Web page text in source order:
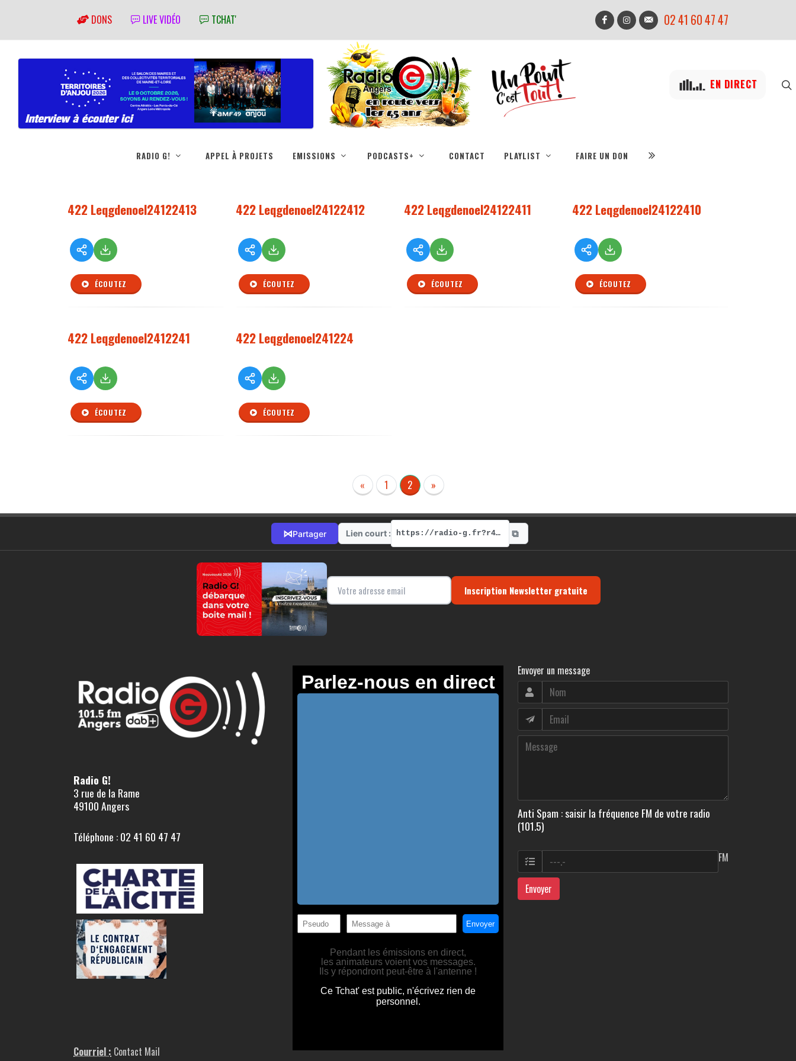
DONS LIVE VIDÉO TCHAT' 02 41 60 47 47
EN DIRECT
RADIO G! APPEL À PROJETS EMISSIONS PODCASTS+ CONTACT PLAYLIST FAIRE UN DON
422 Leqgdenoel24122413
ÉCOUTEZ
422 Leqgdenoel24122412
ÉCOUTEZ
422 Leqgdenoel24122411
ÉCOUTEZ
422 Leqgdenoel24122410
ÉCOUTEZ
422 Leqgdenoel2412241
ÉCOUTEZ
422 Leqgdenoel241224
ÉCOUTEZ
« 1 2 »
⋈Partager Lien court : https://radio-g.fr?r498 ⧉
Inscription Newsletter gratuite
Radio G!
3 rue de la Rame
49100 Angers
Téléphone : 02 41 60 47 47
Courriel : Contact Mail
Envoyer un message
Anti Spam : saisir la fréquence FM de votre radio
(101.5)
FM
Envoyer